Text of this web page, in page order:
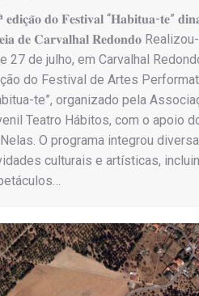
𝐞𝐝𝐢𝐜̧𝐚̃𝐨 𝐝𝐨 𝐅𝐞𝐬𝐭𝐢𝐯𝐚𝐥 “𝐇𝐚𝐛𝐢𝐭𝐮𝐚-𝐭𝐞”
𝐝𝐞 𝐂𝐚𝐫𝐯𝐚𝐥𝐡𝐚𝐥 𝐑𝐞𝐝𝐨𝐧𝐝𝐨
27 de julho, em Carvalhal
do Festival de Artes
te”, organizado pela
Teatro Hábitos, com o apoio
O programa integrou
culturais e artísticas,